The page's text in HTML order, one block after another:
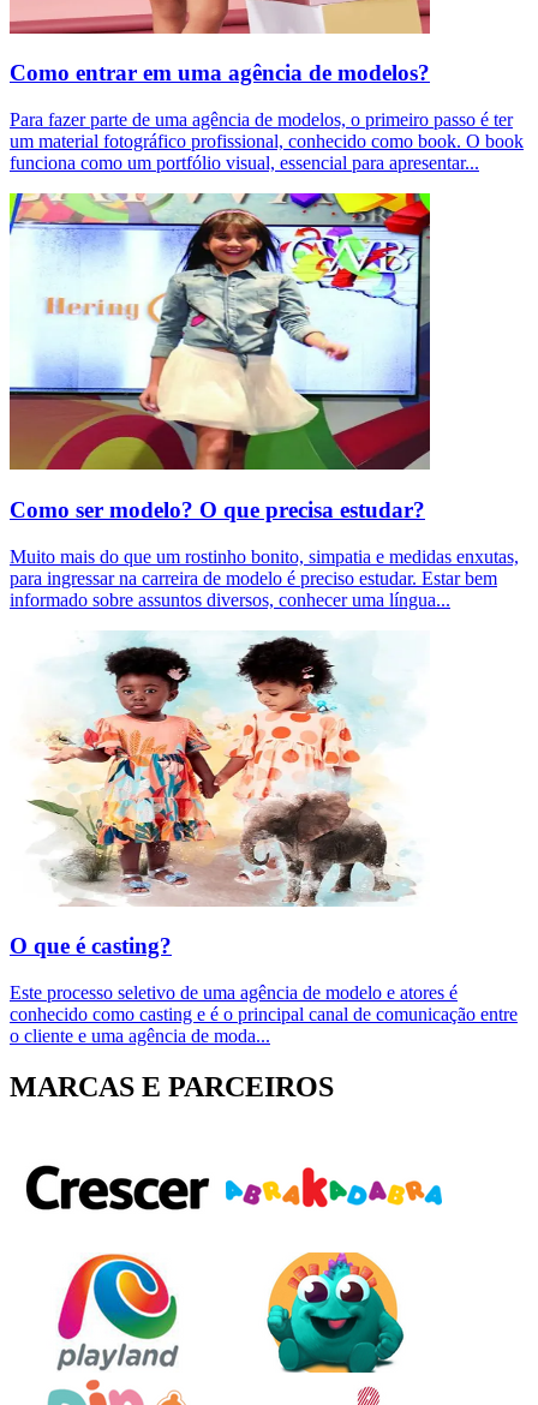
Como entrar em uma agência de modelos?
Para fazer parte de uma agência de modelos, o primeiro passo é ter
um material fotográfico profissional, conhecido como book. O book
funciona como um portfólio visual, essencial para apresentar...
Como ser modelo? O que precisa estudar?
Muito mais do que um rostinho bonito, simpatia e medidas enxutas,
para ingressar na carreira de modelo é preciso estudar. Estar bem
informado sobre assuntos diversos, conhecer uma língua...
O que é casting?
Este processo seletivo de uma agência de modelo e atores é
conhecido como casting e é o principal canal de comunicação entre
o cliente e uma agência de moda...
MARCAS E PARCEIROS